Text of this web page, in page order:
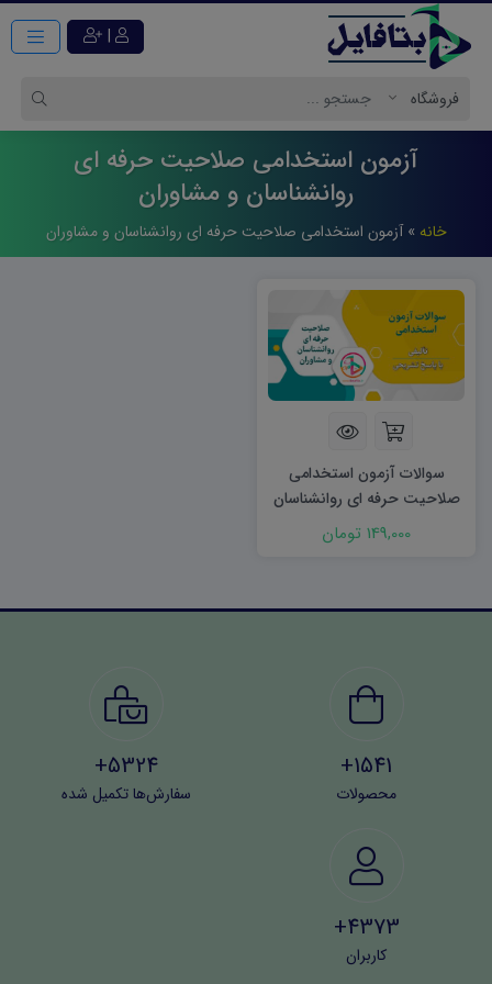
|
آزمون استخدامی صلاحیت حرفه ای
روانشناسان و مشاوران
خانه »آزمون استخدامی صلاحیت حرفه ای روانشناسان و مشاوران
سوالات آزمون استخدامی
صلاحیت حرفه ای روانشناسان
و مشاوران149,000 تومان
1541+
محصولات
5324+
سفارش‌ها تکمیل شده
4373+
کاربران